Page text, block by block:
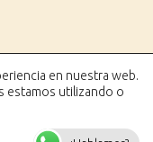
| Diseño web: AZUL
en nuestra web.
estamos utilizando o